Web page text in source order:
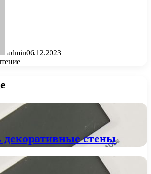
admin06.12.2023
декоративные стены